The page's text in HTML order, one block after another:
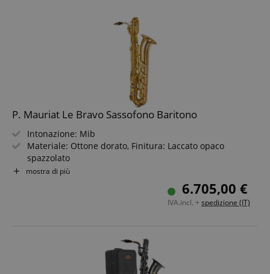
P. Mauriat Le Bravo Sassofono Baritono
Intonazione: Mib
Materiale: Ottone dorato, Finitura: Laccato opaco
spazzolato
Curva a S placcata argento
Include custodia, bocchino e accessori
mostra di più
6.705,00 €
IVA.incl. + spedizione (IT)